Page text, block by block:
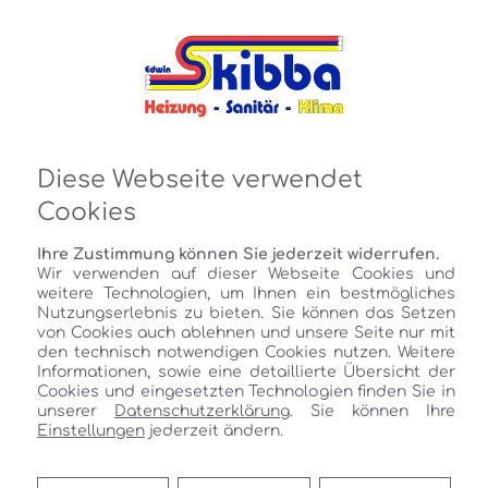
Diese Webseite verwendet
Cookies
Ihre Zustimmung können Sie jederzeit widerrufen.
Wir verwenden auf dieser Webseite Cookies und
weitere Technologien, um Ihnen ein bestmögliches
Nutzungserlebnis zu bieten. Sie können das Setzen
von Cookies auch ablehnen und unsere Seite nur mit
den technisch notwendigen Cookies nutzen. Weitere
Informationen, sowie eine detaillierte Übersicht der
Cookies und eingesetzten Technologien finden Sie in
unserer
Datenschutzerklärung. Sie können Ihre
Einstellungen jederzeit ändern.